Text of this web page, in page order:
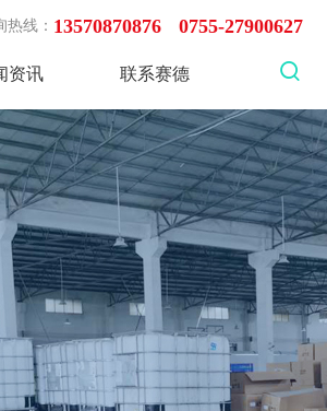
资讯 联系赛德
热线： 13570870876 0755-27900627
化工企业，从事胶粘剂的研发、生产和